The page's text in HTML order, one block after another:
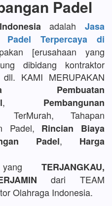
Padel
adalah Jasa
Padel Terpercaya di
[erusahaan yang
dibidang kontraktor
KAMI MERUPAKAN
Pembuatan
, Pembangunan
Tahapan
Padel, Rincian Biaya
Padel, Harga
TERJANGKAU,
dari TEAM
Olahraga Indonesia.